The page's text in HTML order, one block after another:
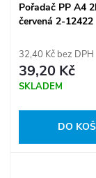
Pořadač PP A4
červená 2-12422
32,40 Kč bez DPH
39,20 Kč
SKLADEM
DO